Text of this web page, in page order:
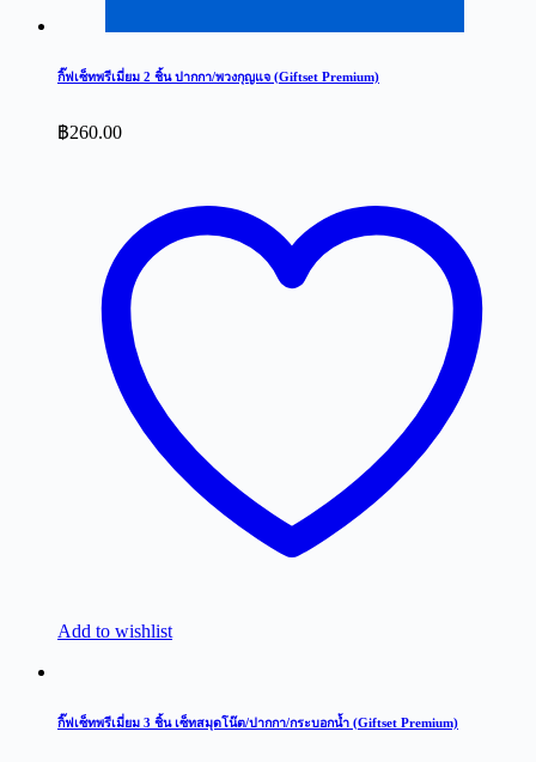
กิ๊ฟเซ็ทพรีเมี่ยม 2 ชิ้น ปากกา/พวงกุญแจ (Giftset Premium)
฿260.00
Add to wishlist
กิ๊ฟเซ็ทพรีเมี่ยม 3 ชิ้น เซ็ทสมุดโน๊ต/ปากกา/กระบอกน้ำ (Giftset Premium)